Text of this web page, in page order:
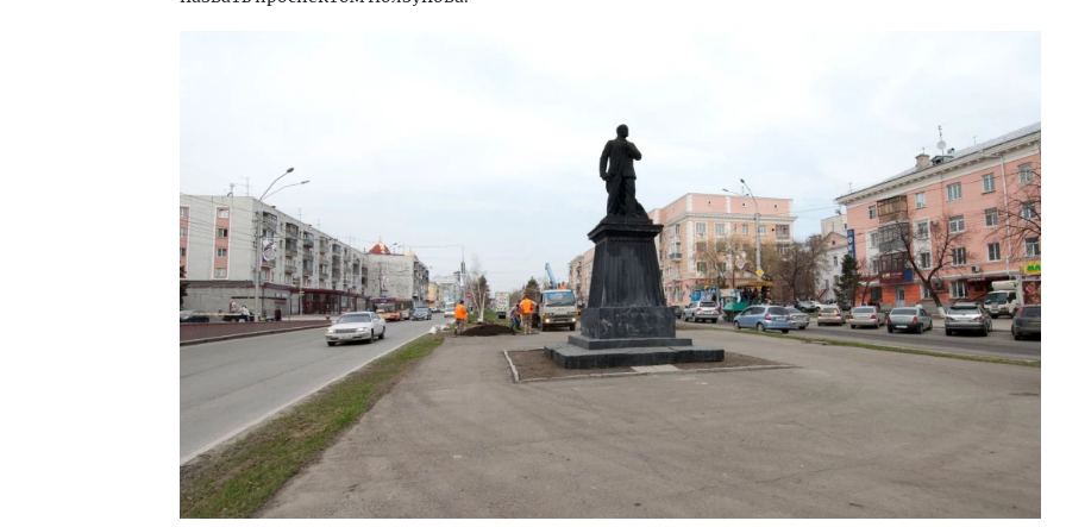
Ищем новые берега. Гендиректор
«Жилищной инициативы» Юрий
Гатилов — о том, как девелоперу
оставаться на плаву, когда рынок
СТРОИТЕЛЬСТВО
Архитектурный код начинается с
земли. Мощение крупноформатными
плитами становится новым
стандартом благоустройства
СТРОИТЕЛЬСТВО
Смелость архитектурных
Генеральный директор
ЗИАС — об эстетике
трендах в фасадах и